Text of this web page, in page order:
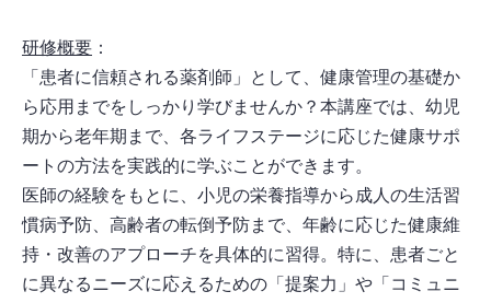
研修概要 ：
「患者に信頼される薬剤師」として、健康管理の基礎か
ら応用までをしっかり学びませんか？本講座では、幼児
期から老年期まで、各ライフステージに応じた健康サポ
ートの方法を実践的に学ぶことができます。
医師の経験をもとに、小児の栄養指導から成人の生活習
慣病予防、高齢者の転倒予防まで、年齢に応じた健康維
持・改善のアプローチを具体的に習得。特に、患者ごと
に異なるニーズに応えるための「提案力」や「コミュニ